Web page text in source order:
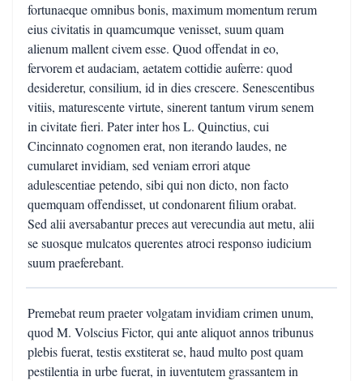
fortunaeque omnibus bonis, maximum momentum rerum
eius civitatis in quamcumque venisset, suum quam
alienum mallent civem esse. Quod offendat in eo,
fervorem et audaciam, aetatem cottidie auferre: quod
desideretur, consilium, id in dies crescere. Senescentibus
vitiis, maturescente virtute, sinerent tantum virum senem
in civitate fieri. Pater inter hos L. Quinctius, cui
Cincinnato cognomen erat, non iterando laudes, ne
cumularet invidiam, sed veniam errori atque
adulescentiae petendo, sibi qui non dicto, non facto
quemquam offendisset, ut condonarent filium orabat.
Sed alii aversabantur preces aut verecundia aut metu, alii
se suosque mulcatos querentes atroci responso iudicium
suum praeferebant.
Premebat reum praeter volgatam invidiam crimen unum,
quod M. Volscius Fictor, qui ante aliquot annos tribunus
plebis fuerat, testis exstiterat se, haud multo post quam
pestilentia in urbe fuerat, in iuventutem grassantem in